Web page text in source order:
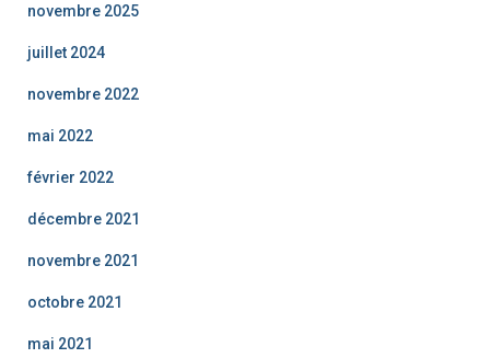
novembre 2025
juillet 2024
novembre 2022
mai 2022
février 2022
décembre 2021
novembre 2021
octobre 2021
mai 2021